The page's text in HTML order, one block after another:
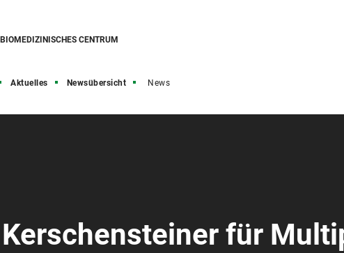
BIOMEDIZINISCHES CENTRUM
Aktuelles Newsübersicht News
für